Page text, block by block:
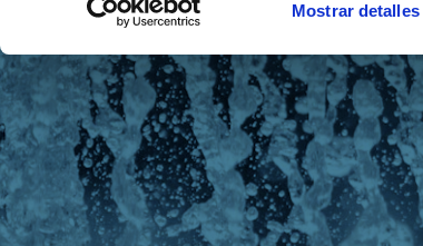
Mostrar detalles
Noticias